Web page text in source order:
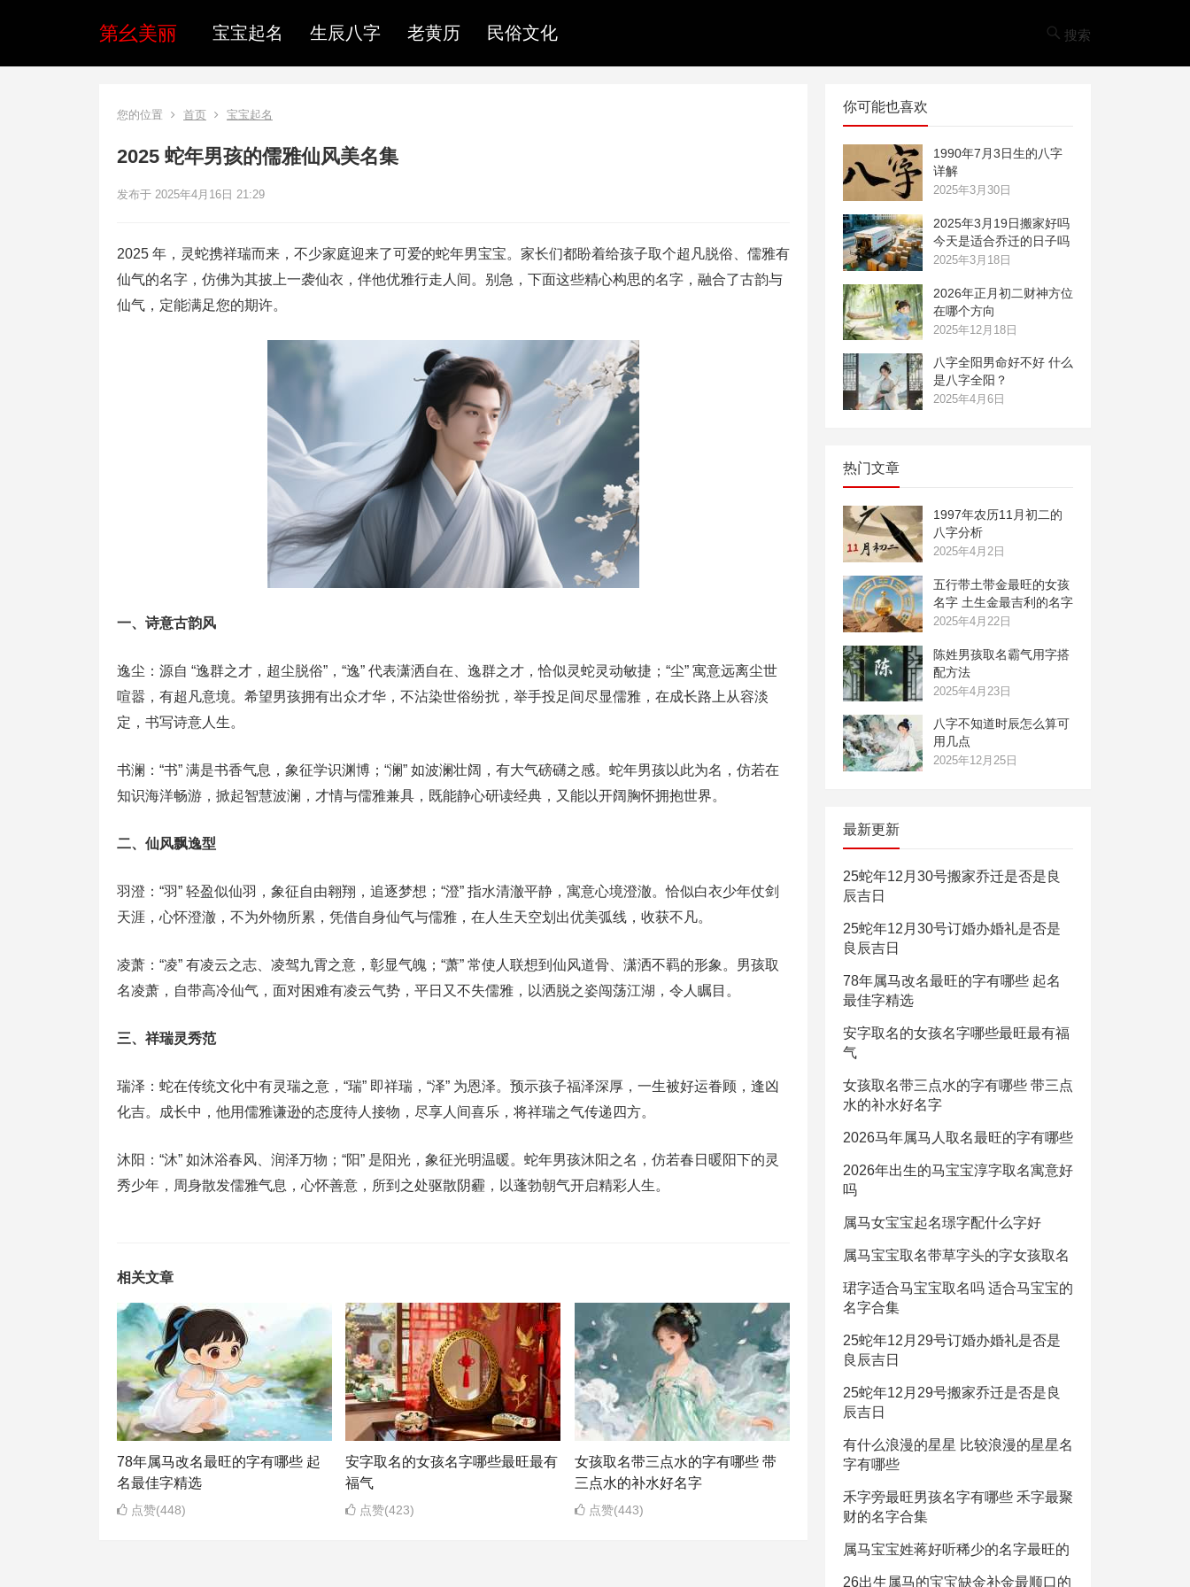
第幺美丽 宝宝起名 生辰八字 老黄历 民俗文化 搜索
您的位置 首页 宝宝起名
2025 蛇年男孩的儒雅仙风美名集
发布于 2025年4月16日 21:29
2025 年，灵蛇携祥瑞而来，不少家庭迎来了可爱的蛇年男宝宝。家长们都盼着给孩子取个超凡脱俗、儒雅有
仙气的名字，仿佛为其披上一袭仙衣，伴他优雅行走人间。别急，下面这些精心构思的名字，融合了古韵与
仙气，定能满足您的期许。
一、诗意古韵风
逸尘：源自 “逸群之才，超尘脱俗”，“逸” 代表潇洒自在、逸群之才，恰似灵蛇灵动敏捷；“尘” 寓意远离尘世
喧嚣，有超凡意境。希望男孩拥有出众才华，不沾染世俗纷扰，举手投足间尽显儒雅，在成长路上从容淡
定，书写诗意人生。
书澜：“书” 满是书香气息，象征学识渊博；“澜” 如波澜壮阔，有大气磅礴之感。蛇年男孩以此为名，仿若在
知识海洋畅游，掀起智慧波澜，才情与儒雅兼具，既能静心研读经典，又能以开阔胸怀拥抱世界。
二、仙风飘逸型
羽澄：“羽” 轻盈似仙羽，象征自由翱翔，追逐梦想；“澄” 指水清澈平静，寓意心境澄澈。恰似白衣少年仗剑
天涯，心怀澄澈，不为外物所累，凭借自身仙气与儒雅，在人生天空划出优美弧线，收获不凡。
凌萧：“凌” 有凌云之志、凌驾九霄之意，彰显气魄；“萧” 常使人联想到仙风道骨、潇洒不羁的形象。男孩取
名凌萧，自带高冷仙气，面对困难有凌云气势，平日又不失儒雅，以洒脱之姿闯荡江湖，令人瞩目。
三、祥瑞灵秀范
瑞泽：蛇在传统文化中有灵瑞之意，“瑞” 即祥瑞，“泽” 为恩泽。预示孩子福泽深厚，一生被好运眷顾，逢凶
化吉。成长中，他用儒雅谦逊的态度待人接物，尽享人间喜乐，将祥瑞之气传递四方。
沐阳：“沐” 如沐浴春风、润泽万物；“阳” 是阳光，象征光明温暖。蛇年男孩沐阳之名，仿若春日暖阳下的灵
秀少年，周身散发儒雅气息，心怀善意，所到之处驱散阴霾，以蓬勃朝气开启精彩人生。
相关文章
78年属马改名最旺的字有哪些 起
名最佳字精选
点赞(448)
安字取名的女孩名字哪些最旺最有
福气
点赞(423)
女孩取名带三点水的字有哪些 带
三点水的补水好名字
点赞(443)
你可能也喜欢
1990年7月3日生的八字
详解
2025年3月30日
2025年3月19日搬家好吗
今天是适合乔迁的日子吗
2025年3月18日
2026年正月初二财神方位
在哪个方向
2025年12月18日
八字全阳男命好不好 什么
是八字全阳？
2025年4月6日
热门文章
1997年农历11月初二的
八字分析
2025年4月2日
五行带土带金最旺的女孩
名字 土生金最吉利的名字
2025年4月22日
陈姓男孩取名霸气用字搭
配方法
2025年4月23日
八字不知道时辰怎么算可
用几点
2025年12月25日
最新更新
25蛇年12月30号搬家乔迁是否是良
辰吉日
25蛇年12月30号订婚办婚礼是否是
良辰吉日
78年属马改名最旺的字有哪些 起名
最佳字精选
安字取名的女孩名字哪些最旺最有福
气
女孩取名带三点水的字有哪些 带三点
水的补水好名字
2026马年属马人取名最旺的字有哪些
2026年出生的马宝宝淳字取名寓意好
吗
属马女宝宝起名璟字配什么字好
属马宝宝取名带草字头的字女孩取名
珺字适合马宝宝取名吗 适合马宝宝的
名字合集
25蛇年12月29号订婚办婚礼是否是
良辰吉日
25蛇年12月29号搬家乔迁是否是良
辰吉日
有什么浪漫的星星 比较浪漫的星星名
字有哪些
禾字旁最旺男孩名字有哪些 禾字最聚
财的名字合集
属马宝宝姓蒋好听稀少的名字最旺的
26出生属马的宝宝缺金补金最顺口的